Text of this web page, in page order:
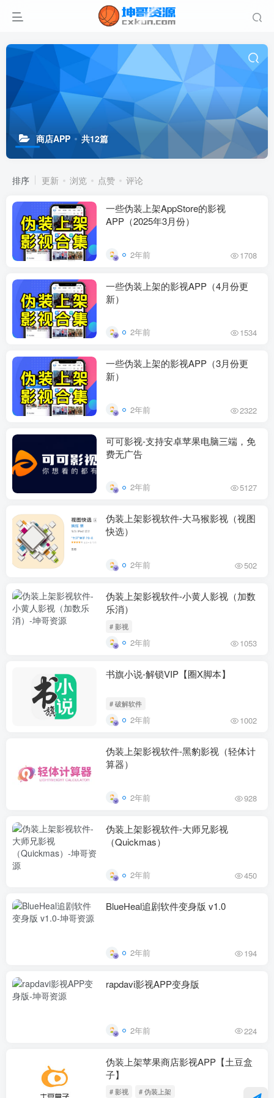
商店APP 共12篇
排序 更新 浏览 点赞 评论
一些伪装上架AppStore的影视
APP（2025年3月份）
2年前 1708
一些伪装上架的影视APP（4月份更
新）
2年前 1534
一些伪装上架的影视APP（3月份更
新）
2年前 2322
可可影视-支持安卓苹果电脑三端，免
费无广告
2年前 5127
伪装上架影视软件-大马猴影视（视图
快选）
2年前 502
伪装上架影视软件-小黄人影视（加数
乐消）
# 影视
2年前 1053
书旗小说-解锁VIP【圈X脚本】
# 破解软件
2年前 1002
伪装上架影视软件-黑豹影视（轻体计
算器）
2年前 928
伪装上架影视软件-大师兄影视
（Quickmas）
2年前 450
BlueHeal追剧软件变身版 v1.0
2年前 194
rapdavi影视APP变身版
2年前 224
伪装上架苹果商店影视APP【土豆盒
子】
# 影视 # 伪装上架